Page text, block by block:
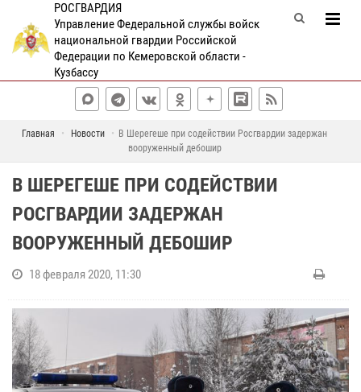
РОСГВАРДИЯ
Управление Федеральной службы войск
национальной гвардии Российской
Федерации по Кемеровской области -
Кузбассу
Главная Новости
В Шерегеше при содействии Росгвардии задержан
вооруженный дебошир
В ШЕРЕГЕШЕ ПРИ СОДЕЙСТВИИ
РОСГВАРДИИ ЗАДЕРЖАН
ВООРУЖЕННЫЙ ДЕБОШИР
18 февраля 2020, 11:30